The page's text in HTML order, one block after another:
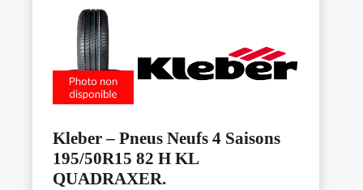
Kleber – Pneus Neufs 4 Saisons
195/50R15 82 H KL
QUADRAXER.